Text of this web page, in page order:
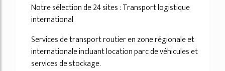
Notre sélection de 24 sites : Transport logistique
international
Services de transport routier en zone régionale et
internationale incluant location parc de véhicules et
services de stockage.